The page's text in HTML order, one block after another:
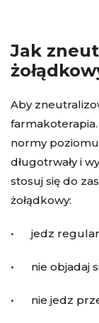
Jak
Aby
normy
długotrwały i
stosuj się do
żołądkowy:
• jedz
• nie objadaj
• nie jedz